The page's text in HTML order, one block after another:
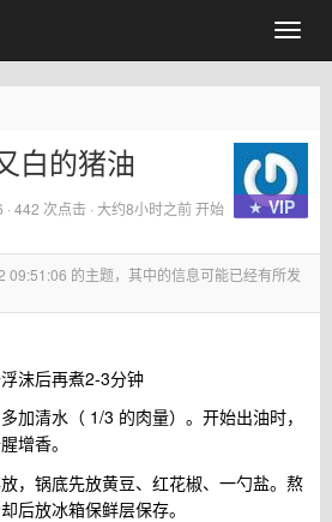
★ VIP
白的猪油
· 442 次点击 · 大约8小时之前开始
09:51:06 的主题，其中的信息可能已经有所发
沫后再煮2-3分钟
加清水（ 1/3 的肉量）。开始出油时，
增香。
，锅底先放黄豆、红花椒、一勺盐。熬
后放冰箱保鲜层保存。